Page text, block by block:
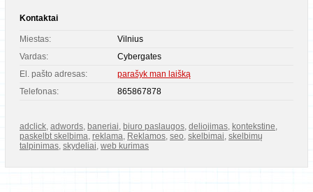
Kontaktai
Miestas:
Vilnius
Vardas:
Cybergates
El. pašto adresas:
parašyk man laišką
Telefonas:
865867878
adclick, adwords, baneriai, biuro paslaugos, deliojimas, kontekstine,
paskelbt skelbima, reklama, Reklamos, seo, skelbimai, skelbimų
talpinimas, skydeliai, web kurimas